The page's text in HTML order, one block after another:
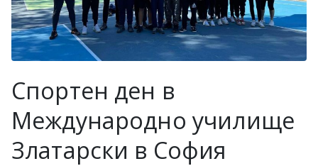
Спортен ден в
Международно училище
Златарски в София